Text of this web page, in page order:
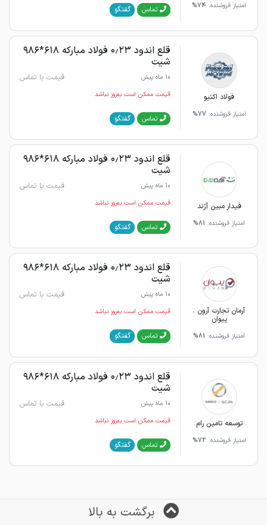
امتیاز فروشنده: 74% تماس گفتگو
فولاد اکتیو
امتیاز فروشنده: 77%
قلع اندود ۰٫۲۳ فولاد مبارکه ۶۱۸*۹۸۶
شیت
10 ماه پیش قیمت با تماس
قیمت ممکن است به‌روز نباشد
تماس گفتگو
فیدار مبین آژند
امتیاز فروشنده: 81%
قلع اندود ۰٫۲۳ فولاد مبارکه ۶۱۸*۹۸۶
شیت
10 ماه پیش قیمت با تماس
قیمت ممکن است به‌روز نباشد
تماس گفتگو
آرمان تجارت آرون .
پیوان
امتیاز فروشنده: 81%
قلع اندود ۰٫۲۳ فولاد مبارکه ۶۱۸*۹۸۶
شیت
10 ماه پیش قیمت با تماس
قیمت ممکن است به‌روز نباشد
تماس گفتگو
توسعه تامین رام
امتیاز فروشنده: 72%
قلع اندود ۰٫۲۳ فولاد مبارکه ۶۱۸*۹۸۶
شیت
10 ماه پیش قیمت با تماس
قیمت ممکن است به‌روز نباشد
تماس گفتگو
برگشت به بالا